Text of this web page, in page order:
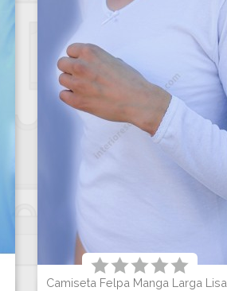
Camiseta Felpa Manga Larga Lisa